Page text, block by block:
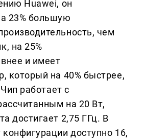
Huawei, он
23% большую
чем
на 25%
и имеет
который на 40% быстрее,
работает с
на 20 Вт,
достигает 2,75 ГГц. В
доступно 16,